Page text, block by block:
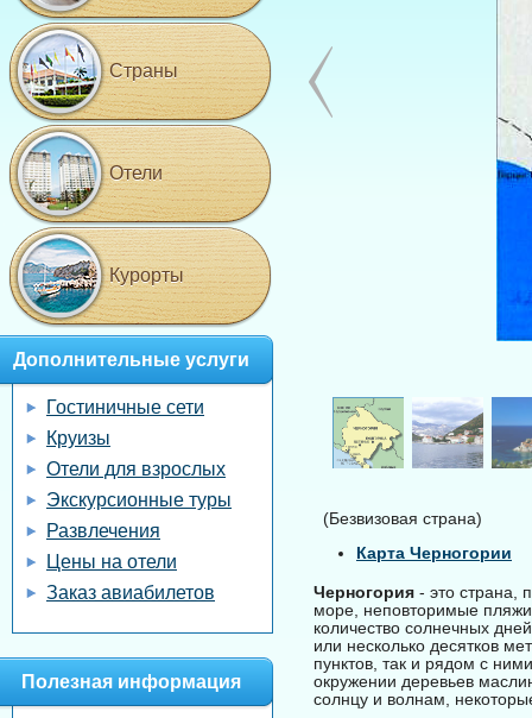
(Безвизовая страна)
Карта Черногории
Черногория - это страна,
море, неповторимые
количество солнечных
или несколько десятков
пунктов, так и рядом с
окружении деревьев
солнцу и волнам,
Страны
Отели
Курорты
Дополнительные услуги
Гостиничные сети
Круизы
Отели для взрослых
Экскурсионные туры
Развлечения
Цены на отели
Заказ авиабилетов
Полезная информация